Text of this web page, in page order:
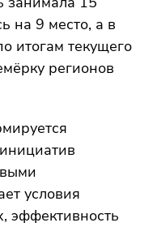
на 9 место, а в
итогам текущего
регионов
условия
эффективность